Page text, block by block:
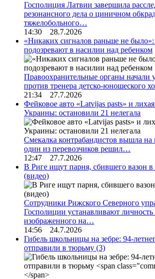
Госполиция Латвии завершила
резонансного дела о циничном
тяжелобольного…
14:30 28.7.2026
«Никаких сигналов раньше не было»:
подозревают в насилии над ребенком
Правоохранительные органы начали
против тренера детско-юношеского
21:34 27.7.2026
Фейковое авто «Latvijas pasts» и
Украины: остановили 21 нелегала
Смекалка контрабандистов вышла на
один из перевозчиков решил…
12:47 27.7.2026
В Риге ищут парня, сбившего вазон в
(видео)
Сотрудники Рижского Северного
Госполиции устанавливают личность
изображенного на…
14:56 24.7.2026
Гибель школьницы на зебре: 94-
отправили в тюрьму (3)